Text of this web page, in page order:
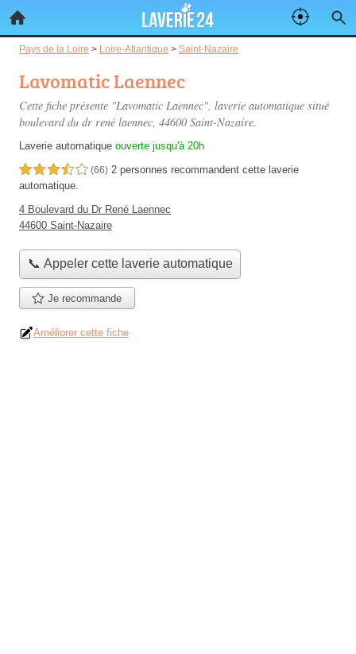
Pays de la Loire > Loire-Atlantique > Saint-Nazaire
Lavomatic Laennec
Cette fiche présente "Lavomatic Laennec", laverie automatique situé
boulevard du dr rené laennec, 44600 Saint-Nazaire.
Laverie automatique ouverte jusqu'à 20h
3,5 étoiles sur 5 (66) 2 personnes recommandent cette laverie
automatique.
4 Boulevard du Dr René Laennec
44600 Saint-Nazaire
📞 Appeler cette laverie automatique
Je recommande
Améliorer cette fiche